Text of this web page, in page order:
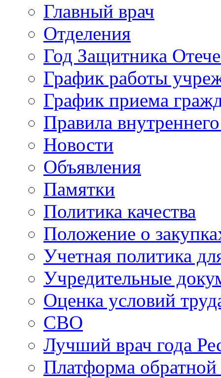
Главный врач
Отделения
Год Защитника
График работы
График приема
Правила
Новости
Объявления
Памятки
Политика качества
Положение о
Учетная политика
Учредительные
Оценка условий
СВО
Лучший врач года
Платформа